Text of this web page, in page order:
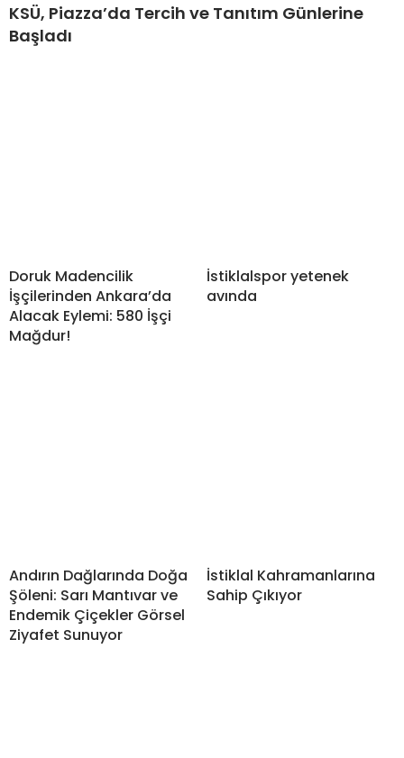
KSÜ, Piazza’da Tercih ve Tanıtım Günlerine
Başladı
Doruk Madencilik
İşçilerinden Ankara’da
Alacak Eylemi: 580 İşçi
Mağdur!
İstiklalspor yetenek
avında
Andırın Dağlarında Doğa
Şöleni: Sarı Mantıvar ve
Endemik Çiçekler Görsel
Ziyafet Sunuyor
İstiklal Kahramanlarına
Sahip Çıkıyor